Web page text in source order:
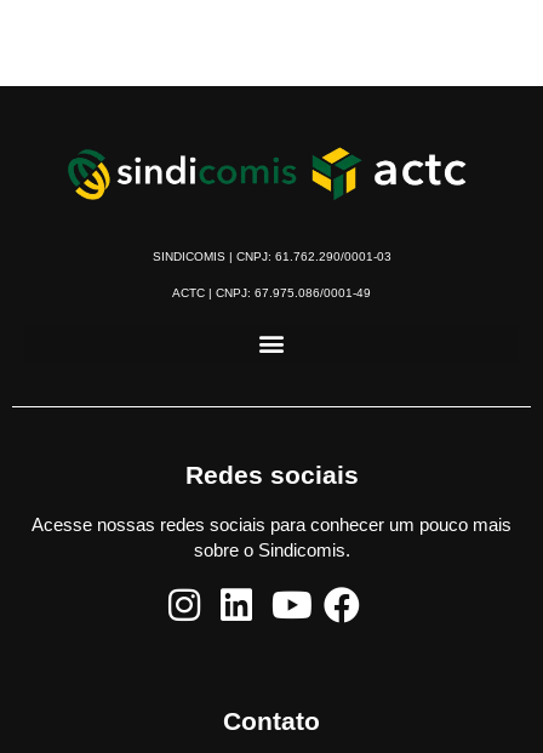
SINDICOMIS | CNPJ: 61.762.290/0001-03
ACTC | CNPJ: 67.975.086/0001-49
Redes sociais
Acesse nossas redes sociais para conhecer um pouco mais
sobre o Sindicomis.
Contato